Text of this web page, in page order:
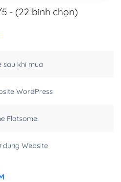
thân thiện với SEO vì
đối với các công cụ tìm
- (22 bình chọn)
sau khi mua
WordPress
Flatsome
dụng Website